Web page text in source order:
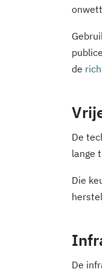
de
De
lange
Die
De